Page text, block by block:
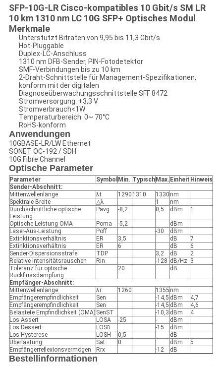
SFP-10G-LR Cisco-kompatibles 10 Gbit/s SM LR
10 km 1310 nm LC 10G SFP+ Optisches Modul
Merkmale
Unterstützt Bitraten von 9,95 bis 11,3 Gbit/s
Hot-Pluggable
Duplex-LC-Anschluss
1310 nm DFB-Sender, PIN-Fotodetektor
SMF-Verbindungen bis zu 10 km
2-Draht-Schnittstelle für Management-Spezifikationen,
konform mit der digitalen
Diagnoseüberwachungsschnittstelle SFF 8472
Stromversorgung: +3,3 V
Stromverbrauch<1W
Temperaturbereich: 0~ 70°C
RoHS-konform
Anwendungen
10GBASE-LR/LW Ethernet
SONET OC-192 / SDH
10G Fibre Channel
Optische Parameter
Parameter Symbol Min. Typisch Max. Einheit Hinweis
Sender-Abschnitt:
Mittenwellenlänge
λt 1290 1310 1330 nm
Spektrale Breite
△λ 1
nm
Durchschnittliche optische
Leistung
Pavg -8,2 0,5 dBm 1
Optische Leistung OMA Poma -5,2
dBm
Laser-Aus-Leistung
Poff -30
dBm
Extinktionsverhältnis
ER 3,5 dB
7
Extinktionsverhältnis
ER 6 dB
6
Sender-Dispersionsstrafe
TDP 3,2 dB
2
Relative Intensitätsrauschen
Rin -128 dB/Hz 3
Toleranz für optische
Rückflussdämpfung
20 dB
Empfänger-Abschnitt:
Mittenwellenlänge
λr 1260 1355 nm
Empfängerempfindlichkeit
Sen -14,5 dBm
4,7
Empfängerempfindlichkeit
Sen -14,5 dBm
4,6
Belastete Empfindlichkeit (OMA) SenST -10,3 dBm
4
Los Assert
LOSA -25 -
dBm
Los Dessert
LOSD -15
dBm
Los Hysterese
LOSH 0,5
dB
Überlastung
Sat 0 dBm
5
Empfängerreflexionsvermögen
Rrx -12 dB
Bestellinformationen